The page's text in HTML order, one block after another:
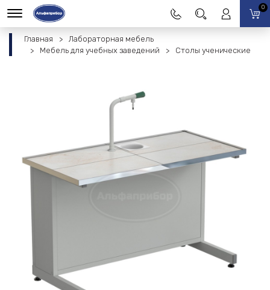
0
Главная
Лабораторная мебель
Мебель для учебных заведений
Столы ученические